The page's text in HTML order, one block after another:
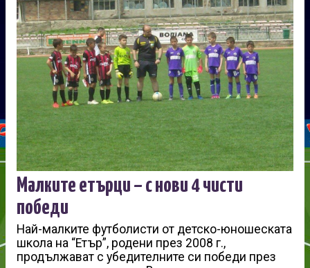
Малките етърци – с нови 4 чисти
победи
Най-малките футболисти от детско-юношеската
школа на “Етър”, родени през 2008 г.,
продължават с убедителните си победи през